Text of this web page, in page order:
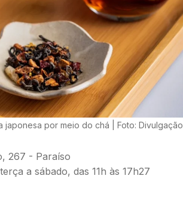
japonesa por meio do chá | Foto: Divulgação